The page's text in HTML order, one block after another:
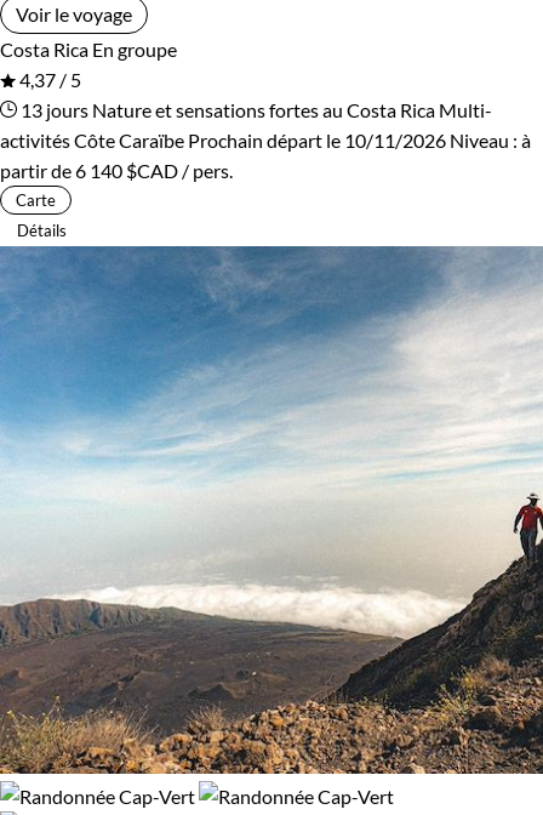
Voir le voyage
Costa Rica En groupe
4,37 / 5
13 jours Nature et sensations fortes au Costa Rica Multi-
activités Côte Caraïbe Prochain départ le 10/11/2026 Niveau : à
partir de6 140 $CAD / pers.
Carte
Détails